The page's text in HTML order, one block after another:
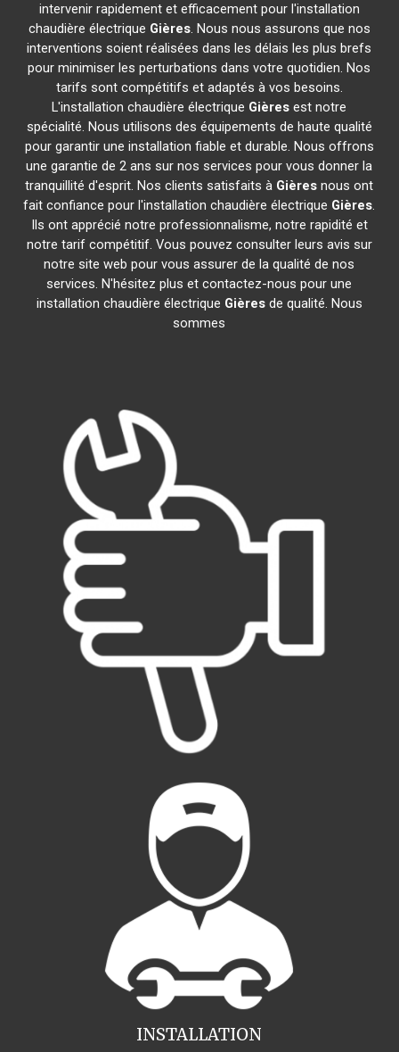
intervenir rapidement et efficacement pour l'installation
chaudière électrique Gières. Nous nous assurons que nos
interventions soient réalisées dans les délais les plus brefs
pour minimiser les perturbations dans votre quotidien. Nos
tarifs sont compétitifs et adaptés à vos besoins.
L'installation chaudière électrique Gières est notre
spécialité. Nous utilisons des équipements de haute qualité
pour garantir une installation fiable et durable. Nous offrons
une garantie de 2 ans sur nos services pour vous donner la
tranquillité d'esprit. Nos clients satisfaits à Gières nous ont
fait confiance pour l'installation chaudière électrique Gières.
Ils ont apprécié notre professionnalisme, notre rapidité et
notre tarif compétitif. Vous pouvez consulter leurs avis sur
notre site web pour vous assurer de la qualité de nos
services. N'hésitez plus et contactez-nous pour une
installation chaudière électrique Gièresde qualité. Nous
sommes
INSTALLATION